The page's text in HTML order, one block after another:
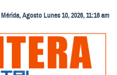
Mérida, Agosto Lunes 10, 2026, 11:16 am